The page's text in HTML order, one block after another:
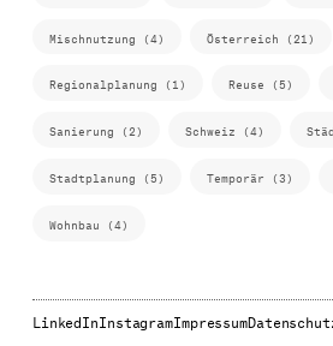
Mischnutzung (4) Österreich (21)
Regionalplanung (1) Reuse (5)
Sanierung (2) Schweiz (4)
Stadtplanung (5) Temporär (3)
Wohnbau (4)
LinkedInInstagramImpressum